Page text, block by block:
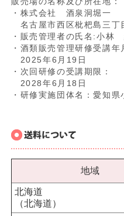
・株式会社 酒泉洞堀一
名古屋市西区枇杷島三丁
・販売管理者の氏名:小林
・酒類販売管理研修受講年
2025年6月19日
・次回研修の受講期限：
2028年6月18日
・研修実施団体名：愛知
地域
北海道
（北海道）